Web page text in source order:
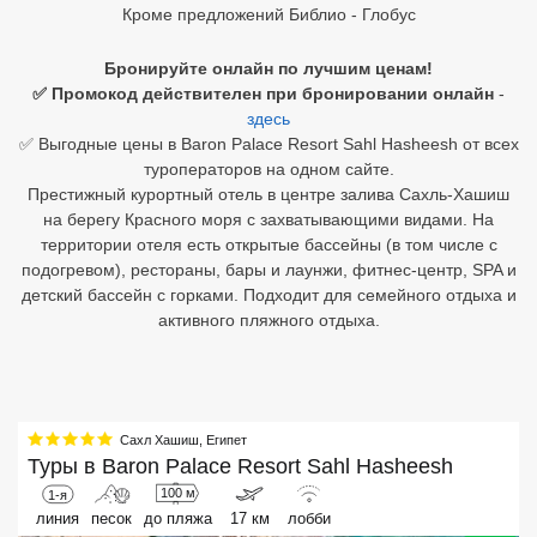
Кроме предложений Библио - Глобус
Бронируйте онлайн по лучшим ценам!
✅ Промокод действителен при бронировании онлайн -
здесь
✅ Выгодные цены в Baron Palace Resort Sahl Hasheesh от всех
туроператоров на одном сайте.
Престижный курортный отель в центре залива Сахль-Хашиш
на берегу Красного моря с захватывающими видами. На
территории отеля есть открытые бассейны (в том числе с
подогревом), рестораны, бары и лаунжи, фитнес-центр, SPA и
детский бассейн с горками. Подходит для семейного отдыха и
активного пляжного отдыха.
Сахл Хашиш Египет
Туры в Baron Palace Resort Sahl Hasheesh
1-я
линия песок
100 м
до пляжа 17 км лобби
Куба
Шри Ланка
Бали
Хайнань
Занзибар
Абхазия
Большой Сочи